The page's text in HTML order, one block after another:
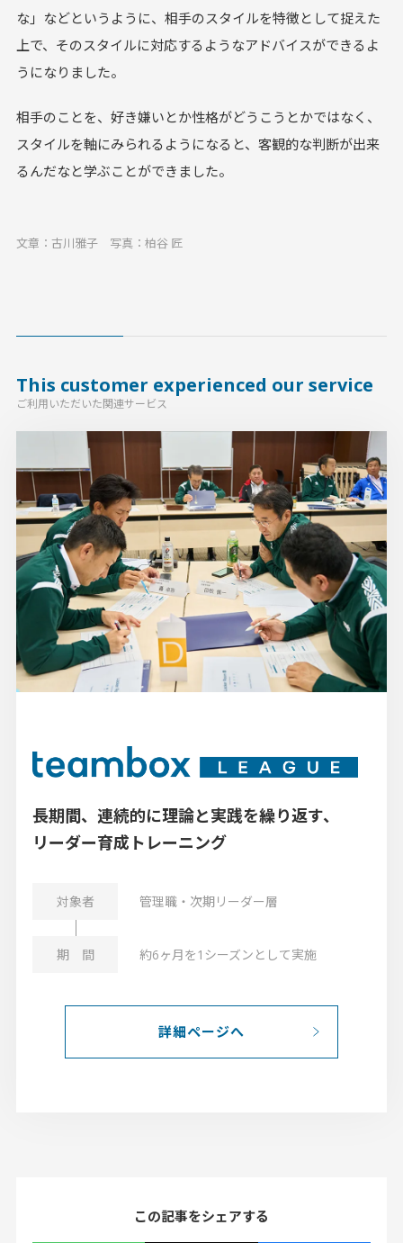
な」などというように、相手のスタイルを特徴として捉えた
上で、そのスタイルに対応するようなアドバイスができるよ
うになりました。
相手のことを、好き嫌いとか性格がどうこうとかではなく、
スタイルを軸にみられるようになると、客観的な判断が出来
るんだなと学ぶことができました。
文章：古川雅子 写真：柏谷 匠
This customer experienced our service
ご利用いただいた関連サービス
長期間、連続的に理論と実践を繰り返す、
リーダー育成トレーニング
管理職・次期リーダー層
約6ヶ月を1シーズンとして実施
詳細ページへ
この記事をシェアする